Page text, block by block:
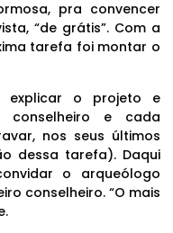
pra convencer
“de grátis”. Com a
tarefa foi montar o
explicar o projeto e
conselheiro e cada
nos seus últimos
dessa tarefa). Daqui
o arqueólogo
conselheiro. “O mais